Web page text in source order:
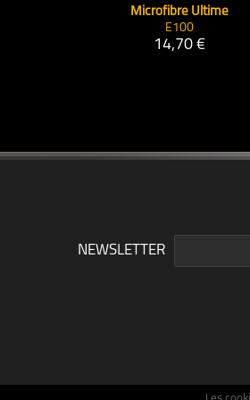
Microfibre Ultime
E100
14,70 €
NEWSLETTER